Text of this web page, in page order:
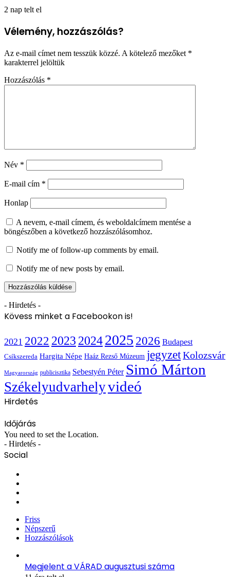
2 nap telt el
Vélemény, hozzászólás?
Az e-mail címet nem tesszük közzé. A kötelező mezőket *
karakterrel jelöltük
Hozzászólás *
Név *
E-mail cím *
Honlap
A nevem, e-mail címem, és weboldalcímem mentése a
böngészőben a következő hozzászólásomhoz.
Notify me of follow-up comments by email.
Notify me of new posts by email.
- Hirdetés -
Kövess minket a Facebookon is!
2021 2022 2023 20242025 2026 Budapest
Csíkszereda Hargita Népe Haáz Rezső Múzeum jegyzetKolozsvár
Magyarország publicisztika Sebestyén Péter Simó Márton
Székelyudvarhelyvideó
Hirdetés
Időjárás
You need to set the Location.
- Hirdetés -
Social
Friss
Népszerű
Hozzászólások
Megjelent a VÁRAD augusztusi száma